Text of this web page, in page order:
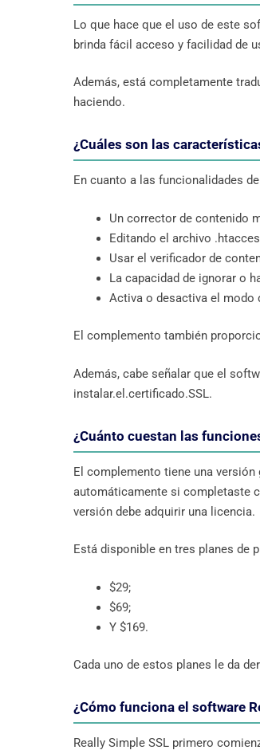
Lo que hace que el uso de este
brinda fácil acceso y facilidad de
Además, está completamente
haciendo.
¿Cuáles son las
En cuanto a las funcionalidades
Un corrector de contenido
Editando el archivo
Usar el verificador de
La capacidad de ignorar o
Activa o desactiva el modo
El complemento también
Además, cabe señalar que el
instalar.el.certificado.SSL.
¿Cuánto cuestan las
El complemento tiene una
automáticamente si completaste
versión debe adquirir una licencia.
Está disponible en tres planes de
$29;
$69;
Y $169.
Cada uno de estos planes le da
¿Cómo funciona el software
Really Simple SSL primero